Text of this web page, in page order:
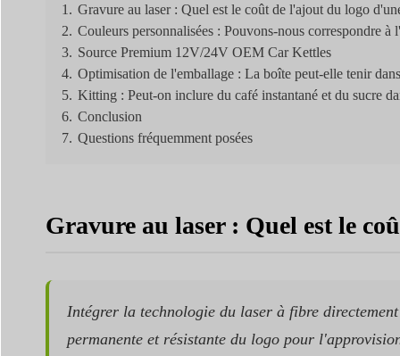
1. Gravure au laser : Quel est le coût de l'ajout du logo
2. Couleurs personnalisées : Pouvons-nous correspondre
3. Source Premium 12V/24V OEM Car Kettles
4. Optimisation de l'emballage : La boîte peut-elle tenir
5. Kitting : Peut-on inclure du café instantané et du sucre
6. Conclusion
7. Questions fréquemment posées
Gravure au laser : Quel est le
Intégrer la technologie du laser à fibre
permanente et résistante du logo pour